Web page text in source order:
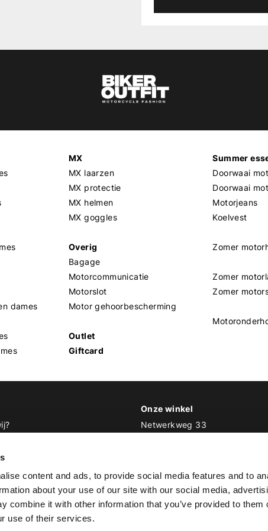
content and ads, to provide social media features and to
about your use of our site with our social media,
combine it with other information that you’ve provided to them
use of their services.
dames
MX
MX laarzen
MX protectie
MX helmen
MX goggles
Overig
Bagage
Motorcommunicatie
Motorslot
Motor gehoorbescherming
Outlet
Giftcard
Summer
Doorwaai
Doorwaai
Motorjeans
Koelvest
Zomer
Zomer
Zomer
Biker Outfit
Onze winkel
Netwerkweg 33
T 020 493 03 67